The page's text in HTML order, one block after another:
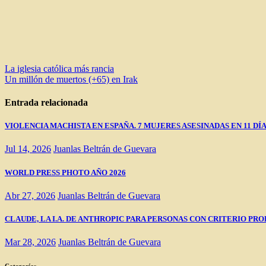
Navegación
de
entradas
La iglesia católica más rancia
Un millón de muertos (+65) en Irak
Entrada relacionada
VIOLENCIA MACHISTA EN ESPAÑA. 7 MUJERES ASESINADAS EN 11
Jul 14, 2026 Juanlas Beltrán de Guevara
WORLD PRESS PHOTO AÑO 2026
Abr 27, 2026 Juanlas Beltrán de Guevara
CLAUDE, LA I.A. DE ANTHROPIC PARA PERSONAS CON CRITERIO
Mar 28, 2026 Juanlas Beltrán de Guevara